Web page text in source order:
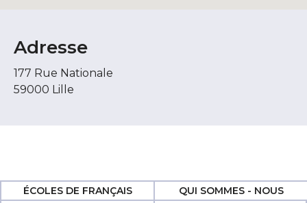
Adresse
177 Rue Nationale
59000 Lille
ÉCOLES DE FRANÇAIS
QUI SOMMES - NOUS